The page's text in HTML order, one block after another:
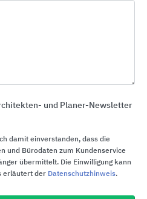
und Planer-Newsletter
damit einverstanden, dass die
und Bürodaten zum Kundenservice
übermittelt. Die Einwilligung kann
erläutert der Datenschutzhinweis.